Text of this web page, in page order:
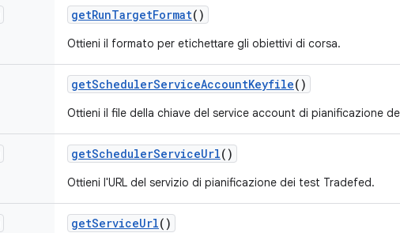
getRunTargetFormat()
Ottieni il formato per etichettare gli obiettivi di corsa.
getSchedulerServiceAccountKeyfile()
Ottieni il file della chiave del service account di pianificazione
getSchedulerServiceUrl()
Ottieni l'URL del servizio di pianificazione dei test Tradefed.
getServiceUrl()